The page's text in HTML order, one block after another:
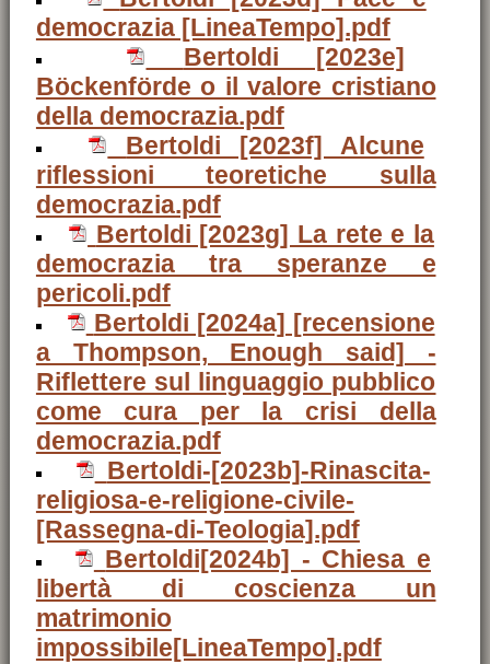
democrazia [LineaTempo].pdf
Bertoldi [2023e]
Böckenförde o il valore cristiano
della democrazia.pdf
Bertoldi [2023f] Alcune
riflessioni teoretiche sulla
democrazia.pdf
Bertoldi [2023g] La rete e la
democrazia tra speranze e
pericoli.pdf
Bertoldi [2024a] [recensione
a Thompson, Enough said] -
Riflettere sul linguaggio pubblico
come cura per la crisi della
democrazia.pdf
Bertoldi-[2023b]-Rinascita-
religiosa-e-religione-civile-
[Rassegna-di-Teologia].pdf
Bertoldi[2024b] - Chiesa e
libertà di coscienza un
matrimonio
impossibile[LineaTempo].pdf